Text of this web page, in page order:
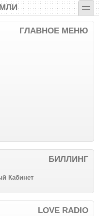
toggle
ГЛАВНОЕ МЕНЮ
БИЛЛИНГ
Кабинет
LOVE RADIO